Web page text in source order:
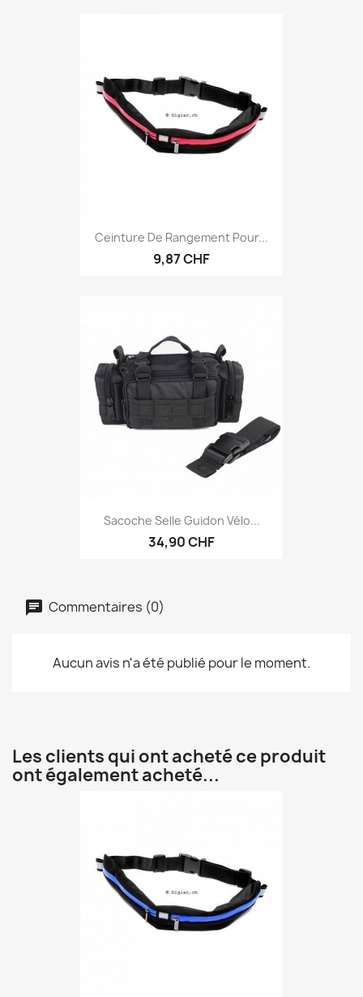
Ceinture De Rangement Pour...
9,87 CHF
Sacoche Selle Guidon Vélo...
34,90 CHF
Commentaires (0)
Aucun avis n'a été publié pour le moment.
Les clients qui ont acheté ce produit
ont également acheté...